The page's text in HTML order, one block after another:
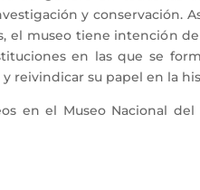
y
el museo tiene intención
en las que se
reivindicar su papel en la
en el Museo Nacional